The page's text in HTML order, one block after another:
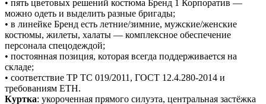
• пять цветовых решений костюма Бренд 1 Корпоратив —
можно одеть и выделить разные бригады;
• в линейке Бренд есть летние/зимние, мужские/женские
костюмы, жилеты, халаты — комплексное обеспечение
персонала спецодеждой;
• постоянная позиция, которая всегда поддерживается на
складе;
• соответствие ТР ТС 019/2011, ГОСТ 12.4.280-2014 и
требованиям ЕТН.
Куртка: укороченная прямого силуэта, центральная застёжка